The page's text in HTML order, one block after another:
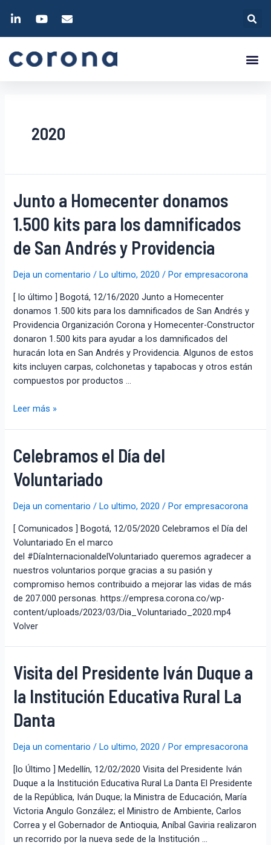
2020
Junto a Homecenter donamos
1.500 kits para los damnificados
de San Andrés y Providencia
Deja un comentario /Lo ultimo,2020 / Porempresacorona
[ lo último ] Bogotá, 12/16/2020 Junto a Homecenter
donamos 1.500 kits para los damnificados de San Andrés y
Providencia Organización Corona y Homecenter-Constructor
donaron 1.500 kits para ayudar a los damnificados del
huracán Iota en San Andrés y Providencia. Algunos de estos
kits incluyen carpas, colchonetas y tapabocas y otros están
compuestos por productos …
Leer más »
Celebramos el Día del
Voluntariado
Deja un comentario /Lo ultimo,2020 / Porempresacorona
[ Comunicados ] Bogotá, 12/05/2020 Celebramos el Día del
Voluntariado En el marco
del #DíaInternacionaldelVoluntariado queremos agradecer a
nuestros voluntarios porque gracias a su pasión y
compromiso hemos contribuido a mejorar las vidas de más
de 207.000 personas. https://empresa.corona.co/wp-
content/uploads/2023/03/Dia_Voluntariado_2020.mp4
Volver
Visita del Presidente Iván Duque a
la Institución Educativa Rural La
Danta
Deja un comentario /Lo ultimo,2020 / Porempresacorona
[lo Último ] Medellín, 12/02/2020 Visita del Presidente Iván
Duque a la Institución Educativa Rural La Danta El Presidente
de la República, Iván Duque; la Ministra de Educación, María
Victoria Angulo González; el Ministro de Ambiente, Carlos
Correa y el Gobernador de Antioquia, Aníbal Gaviria realizaron
un recorrido por la nueva sede de la Institución …